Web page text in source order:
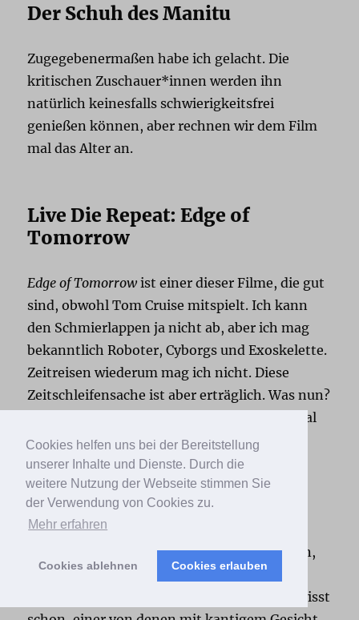
Cookies helfen uns bei der Bereitstellung
unserer Inhalte und Dienste. Durch die
weitere Nutzung der Webseite stimmen Sie
der Verwendung von Cookies zu.
Mehr erfahren
Cookies ablehnen Cookies erlauben
Der Schuh des Manitu
Zugegebenermaßen habe ich gelacht. Die
kritischen Zuschauer*innen werden ihn
natürlich keinesfalls schwierigkeitsfrei
genießen können, aber rechnen wir dem Film
mal das Alter an.
Live Die Repeat: Edge of
Tomorrow
Edge of Tomorrow ist einer dieser Filme, die gut
sind, obwohl Tom Cruise mitspielt. Ich kann
den Schmierlappen ja nicht ab, aber ich mag
bekanntlich Roboter, Cyborgs und Exoskelette.
Zeitreisen wiederum mag ich nicht. Diese
Zeitschleifensache ist aber erträglich. Was nun?
Ich war gut unterhalten. Das muss manchmal
reichen.
The Cold Light of Day
Bruce Willisauch Nebenrollen,
wenn seine Karriere am krepieren ist, und
unterstützt diesen Superman-Jungen, ihr wisst